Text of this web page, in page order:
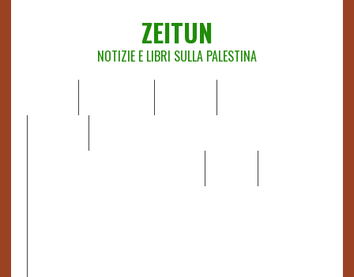
ZEITUN
NOTIZIE E LIBRI SULLA PALESTINA